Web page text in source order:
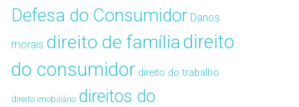
Defesa do Consumidor Danos
morais direito de famíliadireito
do consumidor direito do trabalho
direito imobiliário direitos do